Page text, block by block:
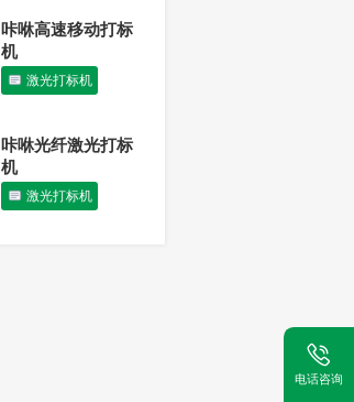
咔咻高速移动打标
机
激光打标机
咔咻光纤激光打标
机
激光打标机
电话咨询